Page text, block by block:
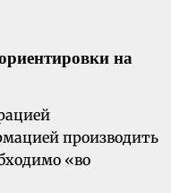
на
производить
«во